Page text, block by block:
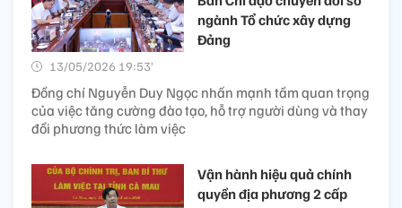
ngành Tổ chức xây dựng
Đảng
13/05/2026 19:53’
Đồng chí Nguyễn Duy Ngọc nhấn mạnh tầm quan trọng
của việc tăng cường đào tạo, hỗ trợ người dùng và thay
đổi phương thức làm việc
Vận hành hiệu quả chính
quyền địa phương 2 cấp